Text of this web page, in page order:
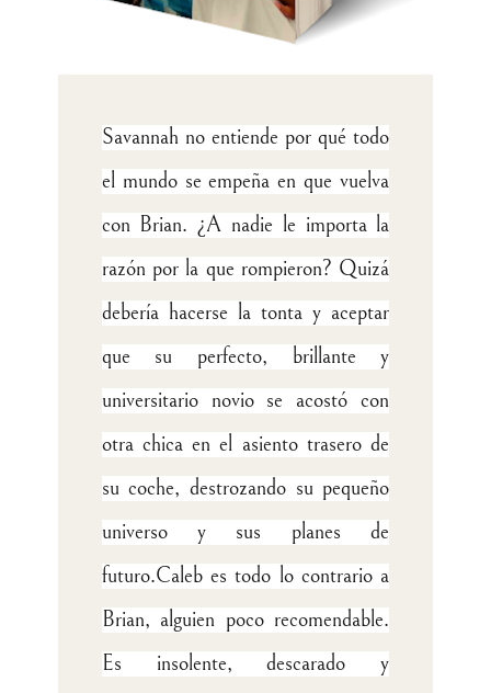
Savannah no entiende por qué todo
el mundo se empeña en que vuelva
con Brian. ¿A nadie le importa la
razón por la que rompieron? Quizá
debería hacerse la tonta y aceptar
que su perfecto, brillante y
universitario novio se acostó con
otra chica en el asiento trasero de
su coche, destrozando su pequeño
universo y sus planes de
futuro.Caleb es todo lo contrario a
Brian, alguien poco recomendable.
Es insolente, descarado y